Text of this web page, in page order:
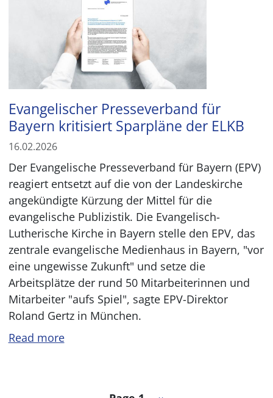
Evangelischer Presseverband für
Bayern kritisiert Sparpläne der ELKB
16.02.2026
Der Evangelische Presseverband für Bayern (EPV)
reagiert entsetzt auf die von der Landeskirche
angekündigte Kürzung der Mittel für die
evangelische Publizistik. Die Evangelisch-
Lutherische Kirche in Bayern stelle den EPV, das
zentrale evangelische Medienhaus in Bayern, "vor
eine ungewisse Zukunft" und setze die
Arbeitsplätze der rund 50 Mitarbeiterinnen und
Mitarbeiter "aufs Spiel", sagte EPV-Direktor
Roland Gertz in München.
Read more